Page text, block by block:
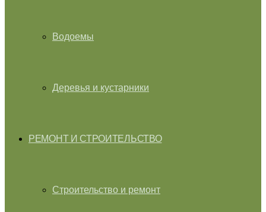
Водоемы
Деревья и кустарники
РЕМОНТ И СТРОИТЕЛЬСТВО
Строительство и ремонт